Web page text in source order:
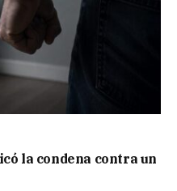
la condena contra un